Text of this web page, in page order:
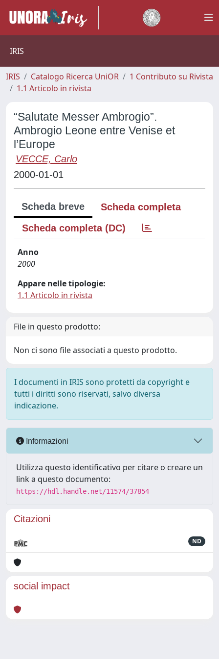
IRIS
IRIS Catalogo Ricerca UniOR
1 Contributo su Rivista
1.1 Articolo in rivista
“Salutate Messer Ambrogio”.
Ambrogio Leone entre Venise et
l’Europe
VECCE, Carlo
2000-01-01
Scheda breve
Scheda completa
Scheda completa (DC)
Anno
2000
Appare nelle tipologie:
1.1 Articolo in rivista
File in questo prodotto:
Non ci sono file associati a questo prodotto.
I documenti in IRIS sono protetti da copyright e
tutti i diritti sono riservati, salvo diversa
indicazione.
Informazioni
Utilizza questo identificativo per citare o creare un
link a questo documento:
https://hdl.handle.net/11574/37854
Citazioni
ND
social impact